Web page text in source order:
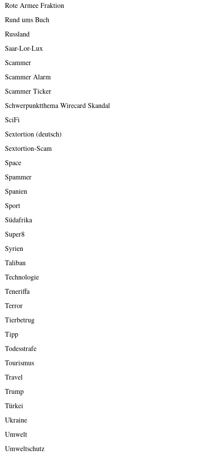
Rote Armee Fraktion
Rund ums Buch
Russland
Saar-Lor-Lux
Scammer
Scammer Alarm
Scammer Ticker
Schwerpunktthema Wirecard Skandal
SciFi
Sextortion (deutsch)
Sextortion-Scam
Space
Spammer
Spanien
Sport
Südafrika
Super8
Syrien
Taliban
Technologie
Teneriffa
Terror
Tierbetrug
Tipp
Todesstrafe
Tourismus
Travel
Trump
Türkei
Ukraine
Umwelt
Umweltschutz